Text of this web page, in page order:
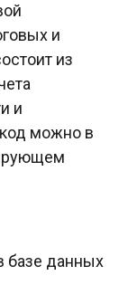
и
из
и
можно в
базе данных